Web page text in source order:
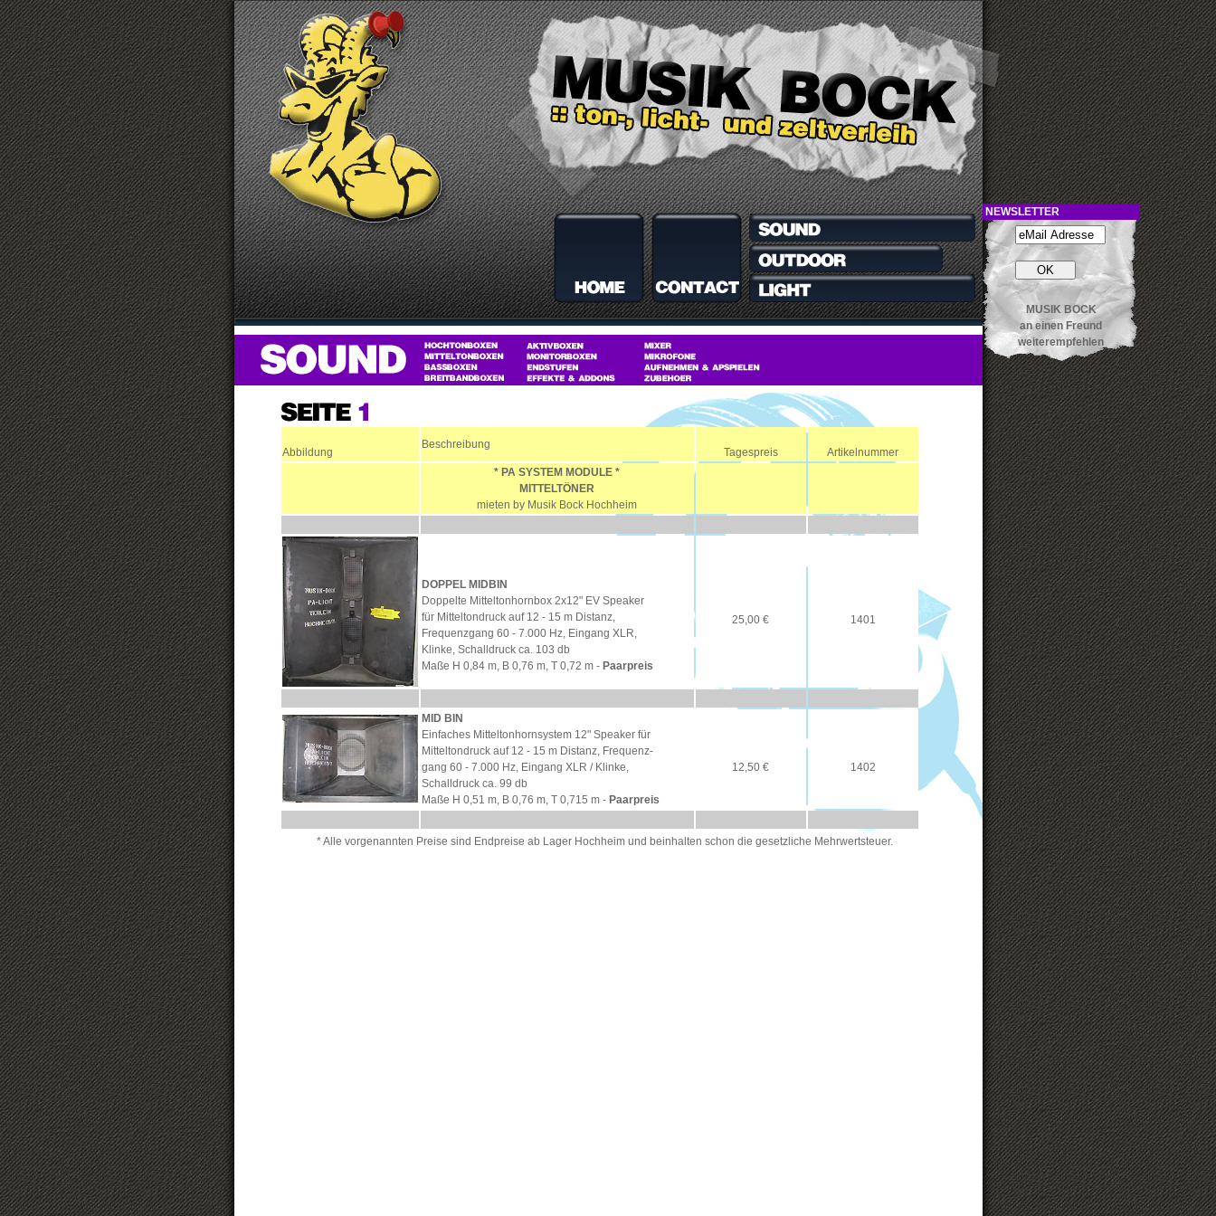
NEWSLETTER
MUSIK BOCK
an einen Freund
weiterempfehlen
Abbildung
Beschreibung
Tagespreis
Artikelnummer
* PA SYSTEM MODULE *
MITTELTÖNER
mieten by Musik Bock Hochheim
DOPPEL MIDBIN
Doppelte Mitteltonhornbox 2x12" EV Speaker
für Mitteltondruck auf 12 - 15 m Distanz,
Frequenzgang 60 - 7.000 Hz, Eingang XLR,
Klinke, Schalldruck ca. 103 db
Maße H 0,84 m, B 0,76 m, T 0,72 m - Paarpreis
25,00 € 1401
MID BIN
Einfaches Mitteltonhornsystem 12" Speaker für
Mitteltondruck auf 12 - 15 m Distanz, Frequenz-
gang 60 - 7.000 Hz, Eingang XLR / Klinke,
Schalldruck ca. 99 db
Maße H 0,51 m, B 0,76 m, T 0,715 m - Paarpreis
12,50 € 1402
* Alle vorgenannten Preise sind Endpreise ab Lager Hochheim und beinhalten schon die gesetzliche Mehrwertsteuer.